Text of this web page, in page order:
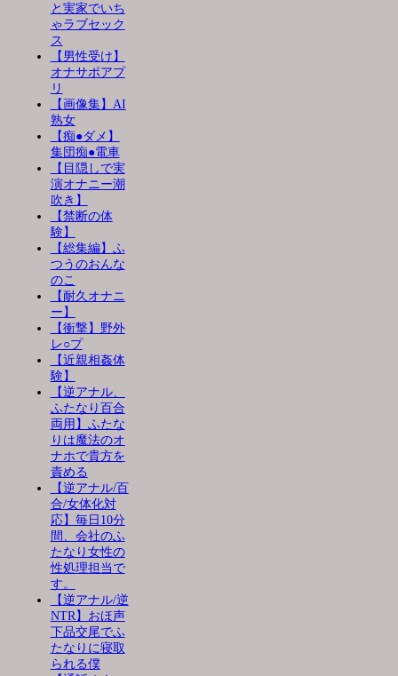
と実家でいち
ゃラブセック
ス
【男性受け】
オナサポアプ
リ
【画像集】AI
熟女
【痴●ダメ】
集団痴●電車
【目隠しで実
演オナニー潮
吹き】
【禁断の体
験】
【総集編】ふ
つうのおんな
のこ
【耐久オナニ
ー】
【衝撃】野外
レ○プ
【近親相姦体
験】
【逆アナル、
ふたなり百合
両用】ふたな
りは魔法のオ
ナホで貴方を
責める
【逆アナル/百
合/女体化対
応】毎日10分
間、会社のふ
たなり女性の
性処理担当で
す。
【逆アナル/逆
NTR】おほ声
下品交尾でふ
たなりに寝取
られる僕